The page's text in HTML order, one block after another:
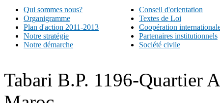
Qui sommes nous?
Organigramme
Plan d'action 2011-2013
Notre stratégie
Notre démarche
Conseil d'orientation
Textes de Loi
Coopération
Partenaires institutionnels
Société civile
Tabari B.P. 1196-Quartier